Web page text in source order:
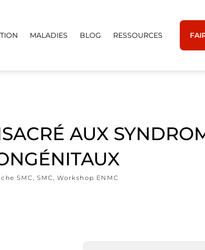
MALADIES BLOG RESSOURCES
AUX
SMC,SMC,Workshop ENMC